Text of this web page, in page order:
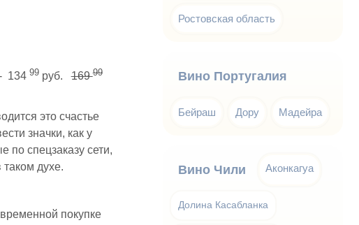
134 99руб.16999
это счастье
значки, как у
по спецзаказу сети,
духе.
покупке
Ростовская область
Вино Португалия
Бейраш Дору Мадейра
Вино Чили Аконкагуа
Долина Касабланка